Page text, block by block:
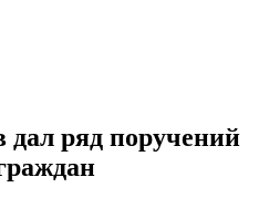
ряд поручений